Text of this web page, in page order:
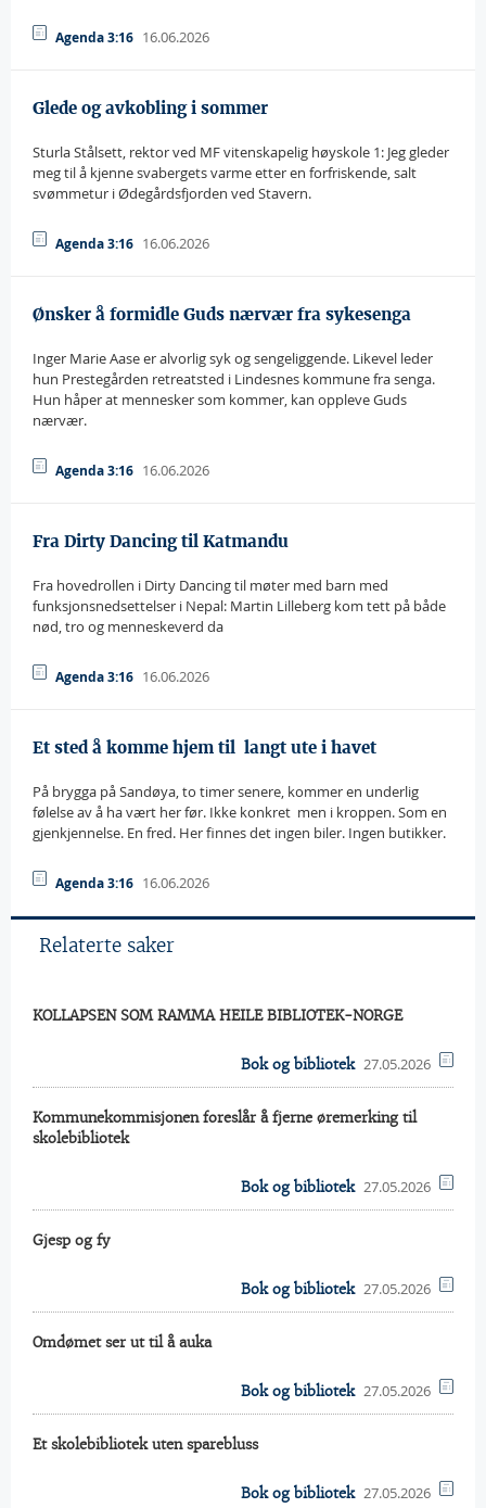
Agenda 3:16 16.06.2026
Glede og avkobling i sommer
Sturla Stålsett, rektor ved MF vitenskapelig høyskole 1: Jeg gleder
meg til å kjenne svabergets varme etter en forfriskende, salt
svømmetur i Ødegårdsfjorden ved Stavern.
Agenda 3:16 16.06.2026
Ønsker å formidle Guds nærvær fra sykesenga
Inger Marie Aase er alvorlig syk og sengeliggende. Likevel leder
hun Prestegården retreatsted i Lindesnes kommune fra senga.
Hun håper at mennesker som kommer, kan oppleve Guds
nærvær.
Agenda 3:16 16.06.2026
Fra Dirty Dancing til Katmandu
Fra hovedrollen i Dirty Dancing til møter med barn med
funksjonsnedsettelser i Nepal: Martin Lilleberg kom tett på både
nød, tro og menneskeverd da
Agenda 3:16 16.06.2026
Et sted å komme hjem til  langt ute i havet
På brygga på Sandøya, to timer senere, kommer en underlig
følelse av å ha vært her før. Ikke konkret  men i kroppen. Som en
gjenkjennelse. En fred. Her finnes det ingen biler. Ingen butikker.
Agenda 3:16 16.06.2026
Relaterte saker
KOLLAPSEN SOM RAMMA HEILE BIBLIOTEK-NORGE
Bok og bibliotek 27.05.2026
Kommunekommisjonen foreslår å fjerne øremerking til
skolebibliotek
Bok og bibliotek 27.05.2026
Gjesp og fy
Bok og bibliotek 27.05.2026
Omdømet ser ut til å auka
Bok og bibliotek 27.05.2026
Et skolebibliotek uten sparebluss
Bok og bibliotek 27.05.2026